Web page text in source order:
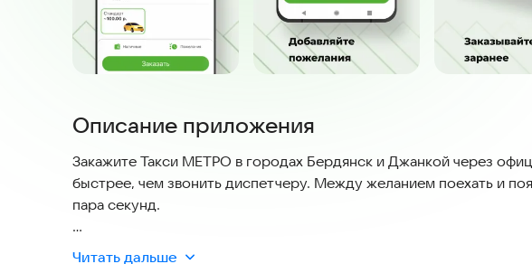
Описание приложения
Закажите Такси МЕТРО в городах Бердянск и Джанкой через
быстрее, чем звонить диспетчеру. Между желанием поехать и
пара секунд.
🕓 Экономьте свое время даже в мелочах
Читать дальше